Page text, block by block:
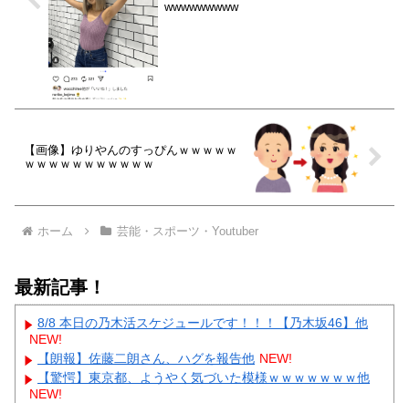
wwwwwwwww
【画像】ゆりやんのすっぴんｗｗｗｗｗ
ｗｗｗｗｗｗｗｗｗｗｗ
ホーム 芸能・スポーツ・Youtuber
最新記事！
8/8 本日の乃木活スケジュールです！！！【乃木坂46】他
NEW!
【朗報】佐藤二朗さん、ハグを報告他 NEW!
【驚愕】東京都、ようやく気づいた模様ｗｗｗｗｗｗｗ他
NEW!